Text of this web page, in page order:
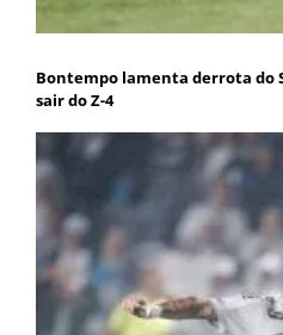
Bontempo lamenta derrota do
sair do Z-4